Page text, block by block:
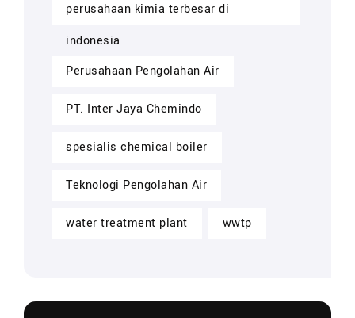
perusahaan kimia terbesar di
indonesia
Perusahaan Pengolahan Air
PT. Inter Jaya Chemindo
spesialis chemical boiler
Teknologi Pengolahan Air
water treatment plant wwtp